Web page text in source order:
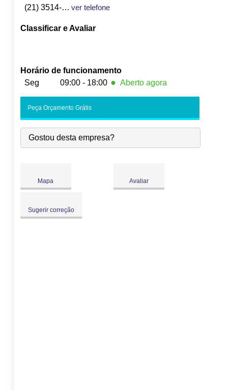
(21) 3514-0000
ver telefone
Classificar e Avaliar
Horário de funcionamento
Seg
09:00 - 18:00 ● Aberto agora
-
Qua:
09:00-18:00
Qui:
09:00-18:00
Peça Orçamento Grátis
Gostou desta empresa?
Mapa Avaliar
Sugerir correção